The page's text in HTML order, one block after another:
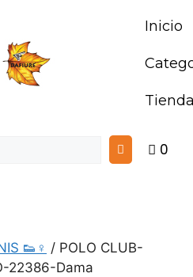
Inicio
0
👟♀ / POLO CLUB-
22386-Dama